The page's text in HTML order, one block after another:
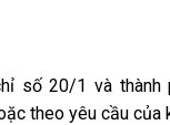
20/1 và thành
theo yêu cầu của